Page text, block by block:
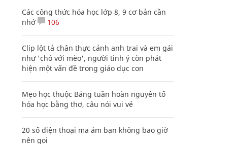
Các công thức hóa học lớp 8, 9 cơ bản cần
nhớ
106
Clip lột tả chân thực cảnh anh trai và em gái
như 'chó với mèo', người tinh ý còn phát
hiện một vấn đề trong giáo dục con
Mẹo học thuộc Bảng tuần hoàn nguyên tố
hóa học bằng thơ, câu nói vui vẻ
20 số điện thoại ma ám bạn không bao giờ
nên gọi